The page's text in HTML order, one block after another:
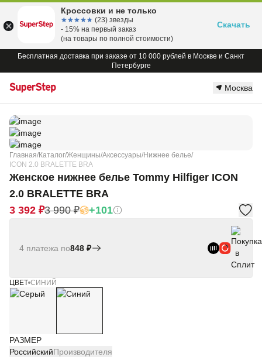
Бесплатная доставка при заказе от 10 000 рублей в Москве и Санкт
Петербурге
Москва
Главная/Каталог/Женщины/Аксессуары/Нижнее белье/
ICON 2.0 BRALETTE BRA
Женское нижнее белье Tommy Hilfiger ICON
2.0 BRALETTE BRA
3 392 ₽3 990 ₽ +101
4 платежа по848 ₽
ЦВЕТ СИНИЙ
РАЗМЕР
РоссийскийПроизводителя
Кроссовки и не только
☆☆☆☆☆
★★★★★ (23) звезды
- 15% на первый заказ
(на товары по полной стоимости)
Скачать